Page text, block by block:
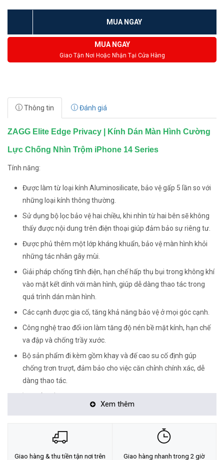
MUA NGAY
MUA NGAY
Giao Tận Nơi Hoặc Nhận Tại Cửa Hàng
Thông tin Đánh giá
ZAGG Elite Edge Privacy | Kính Dán Màn Hình Cường
Lực Chống Nhìn Trộm iPhone 14 Series
Tính năng:
Được làm từ loại kính Aluminosilicate, bảo vệ gấp 5 lần so với
những loại kính thông thường.
Sử dụng bộ lọc bảo vệ hai chiều, khi nhìn từ hai bên sẽ không
thấy được nội dung trên điện thoại giúp đảm bảo sự riêng tư.
Được phủ thêm một lớp kháng khuẩn, bảo vệ màn hình khỏi
những tác nhân gây mùi.
Giải pháp chống tĩnh điện, hạn chế hấp thụ bụi trong không khí
vào mặt kết dính với màn hình, giúp dễ dàng thao tác trong
quá trình dán màn hình.
Các cạnh được gia cố, tăng khả năng bảo vệ ở mọi góc cạnh.
Công nghệ trao đổi ion làm tăng độ nén bề mặt kính, hạn chế
va đập và chống trầy xước.
Bộ sản phẩm đi kèm gồm khay và đế cao su cố định gúp
chống trơn trượt, đảm bảo cho việc căn chỉnh chính xác, dễ
dàng thao tác.
Kính dán màn hình ZAGG Elite Edge Privacy iPhone 14 Pro
Xem thêm
Giao hàng & thu tiền tận nơi trên Giao hàng nhanh trong 2 giờ